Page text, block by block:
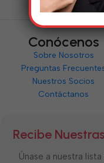
Conócenos
Sobre Nosotros
Preguntas
Nuestros Socios
Contáctanos
Recibe
Únase a nuestra